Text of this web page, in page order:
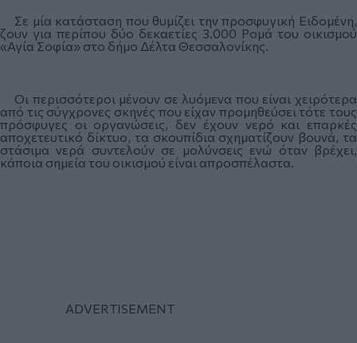
Σε μία κατάσταση που θυμίζει την προσφυγική Ειδομένη,
ζουν για περίπου δύο δεκαετίες 3.000 Ρομά του οικισμού
«Αγία Σοφία» στο δήμο Δέλτα Θεσσαλονίκης.
Οι περισσότεροι μένουν σε λυόμενα που είναι χειρότερα
από τις σύγχρονες σκηνές που είχαν προμηθεύσει τότε τους
πρόσφυγες οι οργανώσεις, δεν έχουν νερό και επαρκές
αποχετευτικό δίκτυο, τα σκουπίδια σχηματίζουν βουνά, τα
στάσιμα νερά συντελούν σε μολύνσεις ενώ όταν βρέχει,
κάποια σημεία του οικισμού είναι απροσπέλαστα.